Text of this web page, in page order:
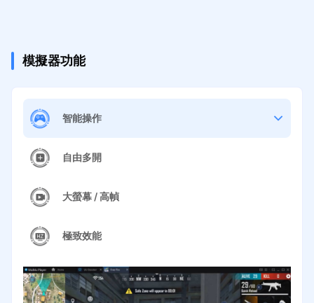
模擬器功能
智能操作
自由多開
大螢幕 / 高幀
極致效能